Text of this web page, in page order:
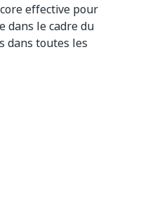
effective pour
dans le cadre du
dans toutes les